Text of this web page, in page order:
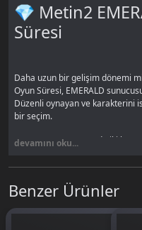
💎 Metin2
Süresi
Daha uzun bir gelişim dönemi
Oyun Süresi, EMERALD
Düzenli oynayan ve karakterini
bir seçim.
EMERALD sunucusunda iki
ekonomik; birim maliyeti düşer.
oyunda kendin tanımlarsın,
devamını oku...
Benzer Ürünler